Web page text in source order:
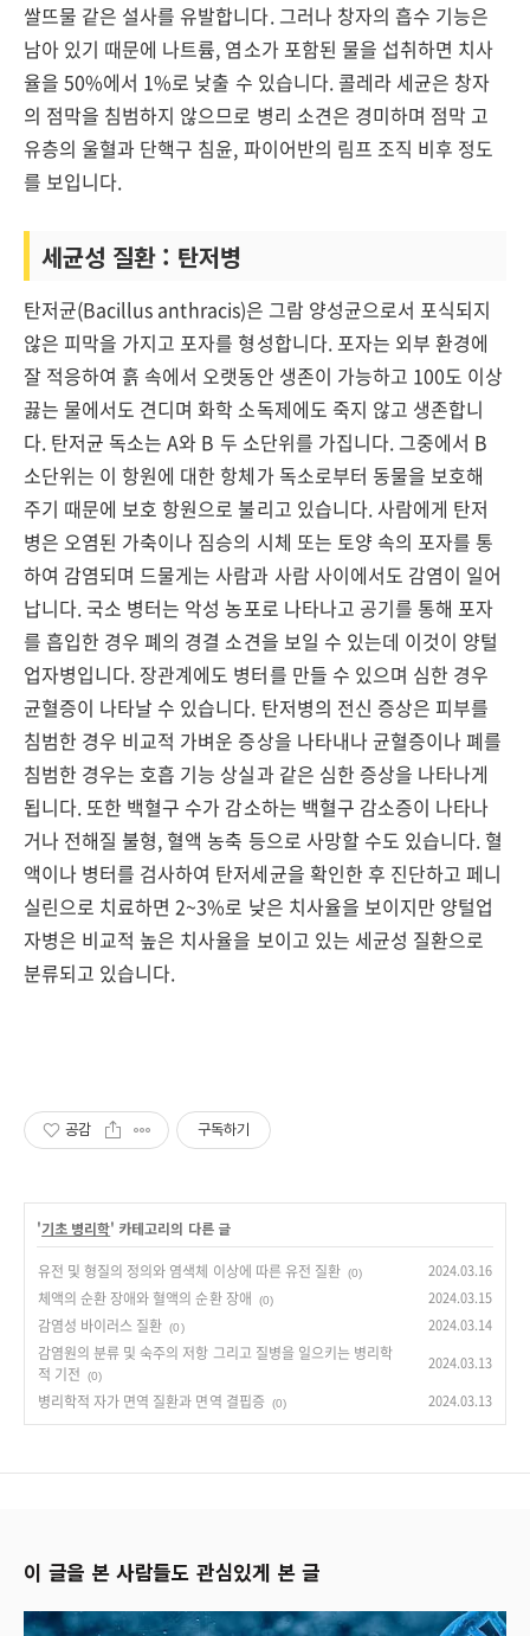
쌀뜨물 같은 설사를 유발합니다. 그러나 창자의 흡수 기능은
남아 있기 때문에 나트륨, 염소가 포함된 물을 섭취하면 치사
율을 50%에서 1%로 낮출 수 있습니다. 콜레라 세균은 창자
의 점막을 침범하지 않으므로 병리 소견은 경미하며 점막 고
유층의 울혈과 단핵구 침윤, 파이어반의 림프 조직 비후 정도
를 보입니다.
세균성 질환 : 탄저병
탄저균(Bacillus anthracis)은 그람 양성균으로서 포식되지
않은 피막을 가지고 포자를 형성합니다. 포자는 외부 환경에
잘 적응하여 흙 속에서 오랫동안 생존이 가능하고 100도 이상
끓는 물에서도 견디며 화학 소독제에도 죽지 않고 생존합니
다. 탄저균 독소는 A와 B 두 소단위를 가집니다. 그중에서 B
소단위는 이 항원에 대한 항체가 독소로부터 동물을 보호해
주기 때문에 보호 항원으로 불리고 있습니다. 사람에게 탄저
병은 오염된 가축이나 짐승의 시체 또는 토양 속의 포자를 통
하여 감염되며 드물게는 사람과 사람 사이에서도 감염이 일어
납니다. 국소 병터는 악성 농포로 나타나고 공기를 통해 포자
를 흡입한 경우 폐의 경결 소견을 보일 수 있는데 이것이 양털
업자병입니다. 장관계에도 병터를 만들 수 있으며 심한 경우
균혈증이 나타날 수 있습니다. 탄저병의 전신 증상은 피부를
침범한 경우 비교적 가벼운 증상을 나타내나 균혈증이나 폐를
침범한 경우는 호흡 기능 상실과 같은 심한 증상을 나타나게
됩니다. 또한 백혈구 수가 감소하는 백혈구 감소증이 나타나
거나 전해질 불형, 혈액 농축 등으로 사망할 수도 있습니다. 혈
액이나 병터를 검사하여 탄저세균을 확인한 후 진단하고 페니
실린으로 치료하면 2~3%로 낮은 치사율을 보이지만 양털업
자병은 비교적 높은 치사율을 보이고 있는 세균성 질환으로
분류되고 있습니다.
공감 구독하기
'기초 병리학' 카테고리의 다른 글
유전 및 형질의 정의와 염색체 이상에 따른 유전 질환 (0) 2024.03.16
체액의 순환 장애와 혈액의 순환 장애 (0) 2024.03.15
감염성 바이러스 질환 (0) 2024.03.14
감염원의 분류 및 숙주의 저항 그리고 질병을 일으키는 병리학
적 기전
(0)
2024.03.13
병리학적 자가 면역 질환과 면역 결핍증 (0) 2024.03.13
이 글을 본 사람들도 관심있게 본 글